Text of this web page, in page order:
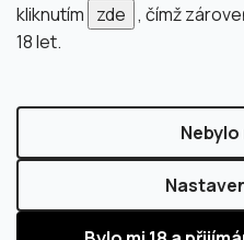
kliknutím zde , čímž
18 let.
Nebylo